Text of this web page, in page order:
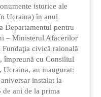
istorice ale
Ucraina) în anul
Departamentul pentru
– Ministerul Afacerilor
civică raională
împreună cu Consiliul
Ucraina, au inaugurat:
instalat la
ani de la prima